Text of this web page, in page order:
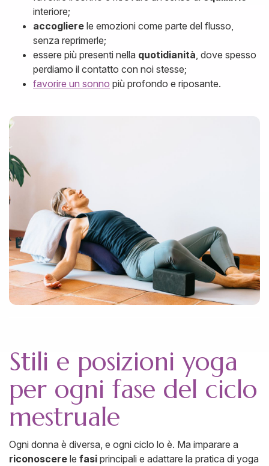
interiore;
accogliere le emozioni come parte del flusso,
senza reprimerle;
essere più presenti nella quotidianità, dove spesso
perdiamo il contatto con noi stesse;
favorire un sonno più profondo e riposante.
Stili e posizioni yoga
per ogni fase del ciclo
mestruale
Ogni donna è diversa, e ogni ciclo lo è. Ma imparare a
riconoscere le fasi principali e adattare la pratica di yoga